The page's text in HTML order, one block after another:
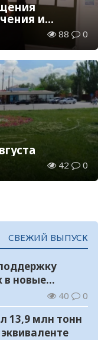
и
год
88 0
42 0
СВЕЖИЙ ВЫПУСК
в новые
40 0
13,9 млн тонн